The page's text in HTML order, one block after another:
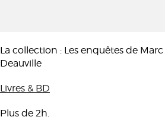
La collection : Les enquêtes de Marc
Deauville
Livres & BD
Plus de 2h.